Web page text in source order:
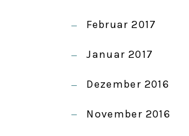
Februar 2017
Januar 2017
Dezember 2016
November 2016